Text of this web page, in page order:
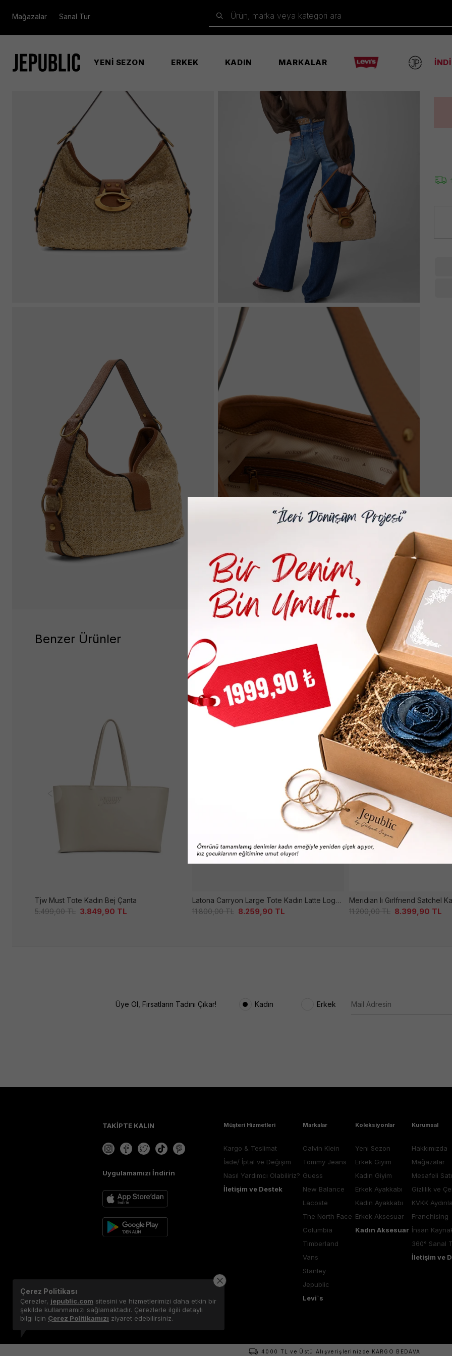
Mağazalar Sanal Tur Ürün, marka veya kategori ara
YENİ SEZON ERKEK KADIN MARKALAR
Benzer Ürünler
Tjw Must Tote Kadın Bej Çanta
5.499,00TL 3.849,90 TL
Latona Carryon Large Tote Kadın Latte Logo Çanta
11.800,00TL 8.259,90 TL
11.200,00TL 8.399,90 TL
Üye Ol, Fırsatların Tadını Çıkar! Kadın Erkek
TAKİPTE KALIN
Uygulamamızı İndirin
Müşteri Hizmetleri
Kargo & Teslimat
İade/ İptal ve Değişim
Nasıl Yardımcı Olabiliriz?
İletişim ve Destek
Markalar
Calvin Klein
Tommy Jeans
Guess
New Balance
Lacoste
The North Face
Columbia
Timberland
Vans
Stanley
Jepublic
Levi`s
Koleksiyonlar
Yeni Sezon
Erkek Giyim
Kadın Giyim
Erkek Ayakkabı
Kadın Ayakkabı
Erkek Aksesuar
Kadın Aksesuar
Kurumsal
Hakkımızda
Mağazalar
Mesafeli
Gizlilik ve
KVKK
Franchising
İnsan
360° Sanal
İletişim ve
4000 TL ve Üstü Alışverişlerinizde KARGO BEDAVA
Çerez Politikası
Çerezler, jepublic.com sitesini ve hizmetlerimizi daha etkin bir
şekilde kullanmamızı sağlamaktadır. Çerezlerle ilgili detaylı
bilgi için Çerez Politikamızı ziyaret edebilirsiniz.